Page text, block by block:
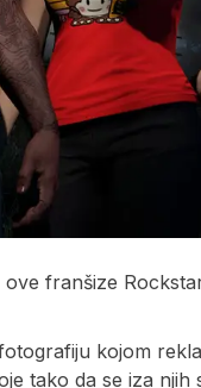
franšize
kojom
tako da se iza njih